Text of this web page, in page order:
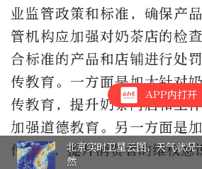
业监管政策和标准，确保产
管机构应加强对奶茶店的检
合标准的产品和店铺进行处
传教育。一方面是加大针对
传教育，提升奶茶门店和工
加强道德教育。另一方面是
传教育，提升消费者的维权意
APP内打开
棋缘！晒出我的“晚报杯” 有
活动邀您参与